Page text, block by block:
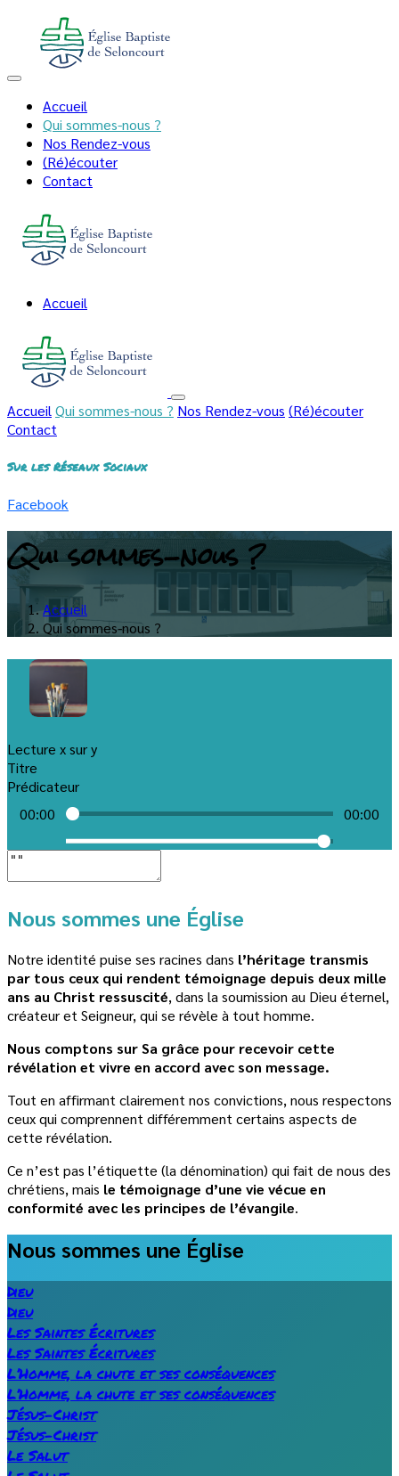
Accueil
Qui sommes-nous ?
Nos Rendez-vous
(Ré)écouter
Contact
Accueil
Accueil Qui sommes-nous ? Nos Rendez-vous (Ré)écouter
Contact
Sur les Réseaux Sociaux
Facebook
Qui sommes-nous ?
Accueil
Qui sommes-nous ?
Lecture x sur y
Titre
Prédicateur
00:00
00:00
Nous sommes une Église
Notre identité puise ses racines dans l’héritage transmis
par tous ceux qui rendent témoignage depuis deux mille
ans au Christ ressuscité, dans la soumission au Dieu éternel,
créateur et Seigneur, qui se révèle à tout homme.
Nous comptons sur Sa grâce pour recevoir cette
révélation et vivre en accord avec son message.
Tout en affirmant clairement nos convictions, nous respectons
ceux qui comprennent différemment certains aspects de
cette révélation.
Ce n’est pas l’étiquette (la dénomination) qui fait de nous des
chrétiens, mais le témoignage d’une vie vécue en
conformité avec les principes de l’évangile.
Nous sommes une Église
Dieu
Dieu
Les Saintes Écritures
Les Saintes Écritures
L’Homme, la chute et ses conséquences
L’Homme, la chute et ses conséquences
Jésus-Christ
Jésus-Christ
Le Salut